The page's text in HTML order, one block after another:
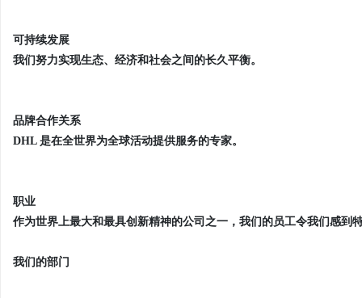
可持续发展
我们努力实现生态、经济和社会之间的长久平衡。
品牌合作关系
DHL 是在全世界为全球活动提供服务的专家。
职业
作为世界上最大和最具创新精神的公司之一，我们的员工令我们感到
我们的部门